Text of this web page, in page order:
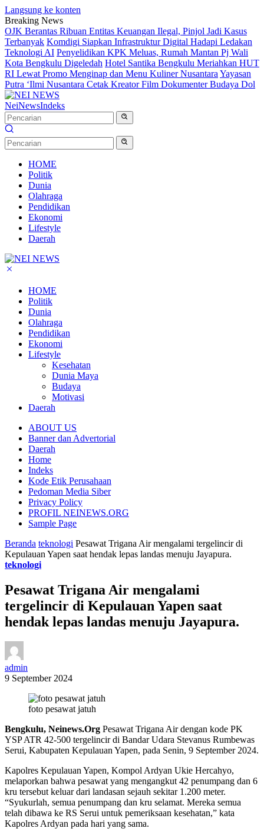
Langsung ke konten
Breaking News
OJK Berantas Ribuan Entitas Keuangan Ilegal, Pinjol Jadi Kasus
Terbanyak Komdigi Siapkan Infrastruktur Digital Hadapi Ledakan
Teknologi AI Penyelidikan KPK Meluas, Rumah Mantan Pj Wali
Kota Bengkulu Digeledah Hotel Santika Bengkulu Meriahkan HUT
RI Lewat Promo Menginap dan Menu Kuliner Nusantara Yayasan
Putra ‘Ilmi Nusantara Cetak Kreator Film Dokumenter Budaya Dol
NeiNewsIndeks
HOME
Politik
Dunia
Olahraga
Pendidikan
Ekonomi
Lifestyle
Daerah
HOME
Politik
Dunia
Olahraga
Pendidikan
Ekonomi
Lifestyle
Kesehatan
Dunia Maya
Budaya
Motivasi
Daerah
ABOUT US
Banner dan Advertorial
Daerah
Home
Indeks
Kode Etik Perusahaan
Pedoman Media Siber
Privacy Policy
PROFIL NEINEWS.ORG
Sample Page
Beranda teknologi Pesawat Trigana Air mengalami tergelincir di
Kepulauan Yapen saat hendak lepas landas menuju Jayapura.
teknologi
Pesawat Trigana Air mengalami
tergelincir di Kepulauan Yapen saat
hendak lepas landas menuju Jayapura.
admin
9 September 2024
foto pesawat jatuh
Bengkulu, Neinews.Org Pesawat Trigana Air dengan kode PK
YSP ATR 42-500 tergelincir di Bandar Udara Stevanus Rumbewas
Serui, Kabupaten Kepulauan Yapen, pada Senin, 9 September 2024.
Kapolres Kepulauan Yapen, Kompol Ardyan Ukie Hercahyo,
melaporkan bahwa pesawat yang mengangkut 42 penumpang dan 6
kru tersebut keluar dari landasan sejauh sekitar 1.200 meter.
“Syukurlah, semua penumpang dan kru selamat. Mereka semua
telah dibawa ke RS Serui untuk pemeriksaan kesehatan,” kata
Kapolres Ardyan pada hari yang sama.